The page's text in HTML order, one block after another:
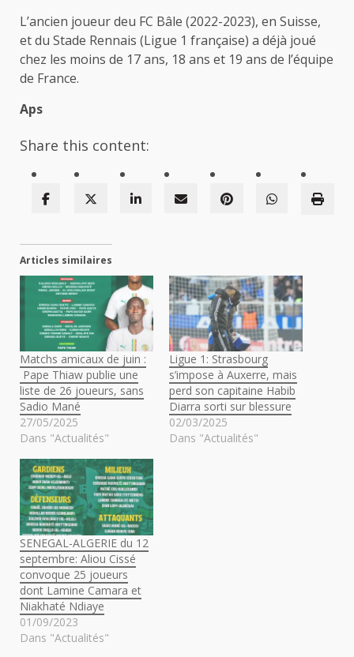
L’ancien joueur deu FC Bâle (2022-2023), en Suisse,
et du Stade Rennais (Ligue 1 française) a déjà joué
chez les moins de 17 ans, 18 ans et 19 ans de l’équipe
de France.
Aps
Share this content:
Articles similaires
Matchs amicaux de juin :
Pape Thiaw publie une
liste de 26 joueurs, sans
Sadio Mané
27/05/2025
Dans "Actualités"
Ligue 1: Strasbourg
s’impose à Auxerre, mais
perd son capitaine Habib
Diarra sorti sur blessure
02/03/2025
Dans "Actualités"
SENEGAL-ALGERIE du 12
septembre: Aliou Cissé
convoque 25 joueurs
dont Lamine Camara et
Niakhaté Ndiaye
01/09/2023
Dans "Actualités"